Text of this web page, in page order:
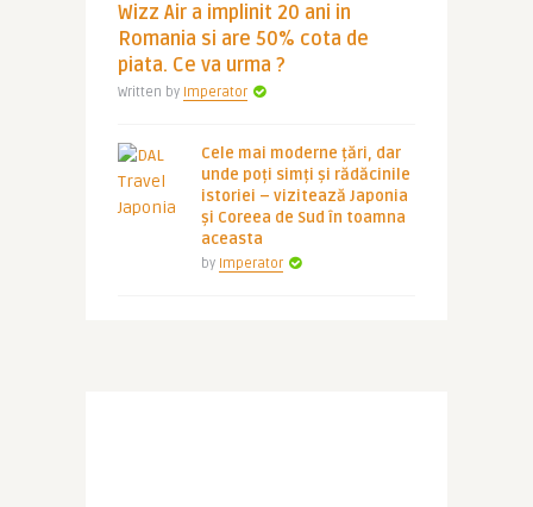
Wizz Air a implinit 20 ani in
Romania si are 50% cota de
piata. Ce va urma ?
Written by Imperator
Cele mai moderne țări, dar
unde poți simți și rădăcinile
istoriei – vizitează Japonia
și Coreea de Sud în toamna
aceasta
by Imperator